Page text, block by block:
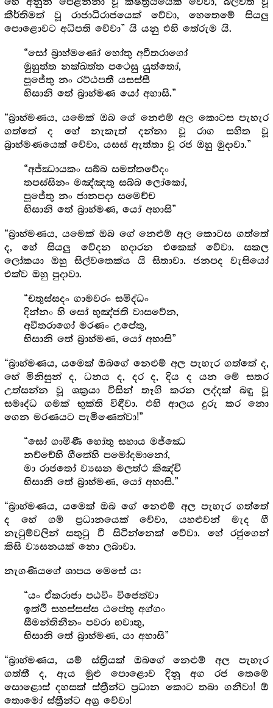
හේ අනුන් පෙළන්නා වූ ක්ෂත්‍රියයෙක් වේවා, බලවත් වූ
කීර්තිමත් වූ රාජාධිරාජයෙක් වේවා, හෙතෙමේ සියලු
පොළොවට අධිපති වේවා” යි යනු එහි තේරුම යි.
“සෝ බ්‍රාහ්මණෝ හෝතු අවීතරාගෝ
මුහුත්ත නක්ඛත්ත පථෙසු යුත්තෝ,
පූජේතු නං රට්ඨපතී යසස්සී
භිසානි තේ බ්‍රාහ්මණ යෝ අහාසි.”
“බ්‍රාහ්මණය, යමෙක් ඔබ ගේ නෙළුම් අල කොටස පැහැර
ගත්තේ ද හේ නැකැත් දන්නා වූ රාග සහිත වූ
බ්‍රාහ්මණයෙක් වේවා, යසස් ඇත්තා වූ රජ ඔහු මුදාවා.”
“අජ්ඣායකං සබ්බ සමත්තවේදං
තපස්සිනං මඤ්ඤතු සබ්බ ලෝකෝ,
පූජේතු නං ජානපදා සමෙච්ච
භිසානි තේ බ්‍රාහ්මණ, යෝ අහාසි”
“බ්‍රාහ්මණය, යමෙක් ඔබ ගේ නෙළුම් අල කොටස ගත්තේ
ද, හේ සියලු වේදන හදාරන එකෙක් වේවා. සකල
ලෝකයා ඔහු සිල්වතෙක්ය යි සිතාවා. ජනපද වැසියෝ
එක්ව ඔහු පුදාවා.
“චතුස්සදං ගාමවරං සමිද්ධං
දින්නං හි සෝ භුඤ්ජති වාසවේන,
අවීතරාගෝ මරණං උපේතු,
භිසානි තේ බ්‍රාහ්මණ, යෝ අහාසි”
“බ්‍රාහ්මණය, යමෙක් ඔබගේ නෙළුම් අල පැහැර ගත්තේ ද,
හේ මිනිසුන් ද, ධනය ද, දර ද, දිය ද යන මේ සතර
උත්සන්න වූ ශක්‍ර‍යා විසින් තෑගි කරන ලද්දක් බඳු වූ
සමෘද්ධ ගමක් භුක්ති විඳීවා. එහි ආලය දුරු කර නො
ගෙන මරණයට පැමිණෙත්වා!”
“සෝ ගාමිණී හෝතු සහාය මජ්ඣෙ
නච්චේහි ගීතේහි පමෝදමානෝ,
මා රාජතෝ ව්‍යසන මලත්ථ කිඤ්චි
භිසානි තේ බ්‍රාහ්මණ, යෝ අහාසි.”
“බ්‍රාහ්මණය, යමෙක් ඔබ ගේ නෙළුම් අල පැහැර ගත්තේ
ද හේ ගම් ප්‍ර‍ධානයෙක් වේවා, යහළුවන් මැද ගී
නැටුම්වලින් සතුටු වී සිටින්නෙක් වේවා. හේ රජුගෙන්
කිසි ව්‍යසනයක් නො ලබාවා.
නැගණියගේ ශාපය මෙසේ ය:
“යං ඒකරාජා පඨවිං විජෙත්වා
ඉත්ථි සහස්සස්ස ඨපේතු අග්ගං
සීමන්තිනීනං පවරා භවාතු,
භිසානි තේ බ්‍රාහ්මණ, යා අහාසි”
“බ්‍රාහ්මණය, යම් ස්ත්‍රියක් ඔබගේ නෙළුම් අල පැහැර
ගත්තී ද, ඇය මුළු පොළොව දිනූ අග රජ තෙමේ
සොළොස් දහසක් ස්ත්‍රීන්ට ප්‍ර‍ධාන කොට තබා ගනීවා! ඕ
තොමෝ ස්ත්‍රීන්ට අග්‍ර‍ වේවා!